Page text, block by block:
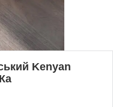
Kenyan